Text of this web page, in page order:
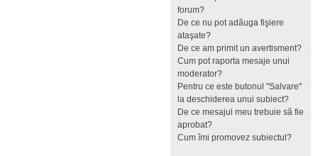
forum?
De ce nu pot adăuga fişiere
ataşate?
De ce am primit un avertisment?
Cum pot raporta mesaje unui
moderator?
Pentru ce este butonul "Salvare"
la deschiderea unui subiect?
De ce mesajul meu trebuie să fie
aprobat?
Cum îmi promovez subiectul?